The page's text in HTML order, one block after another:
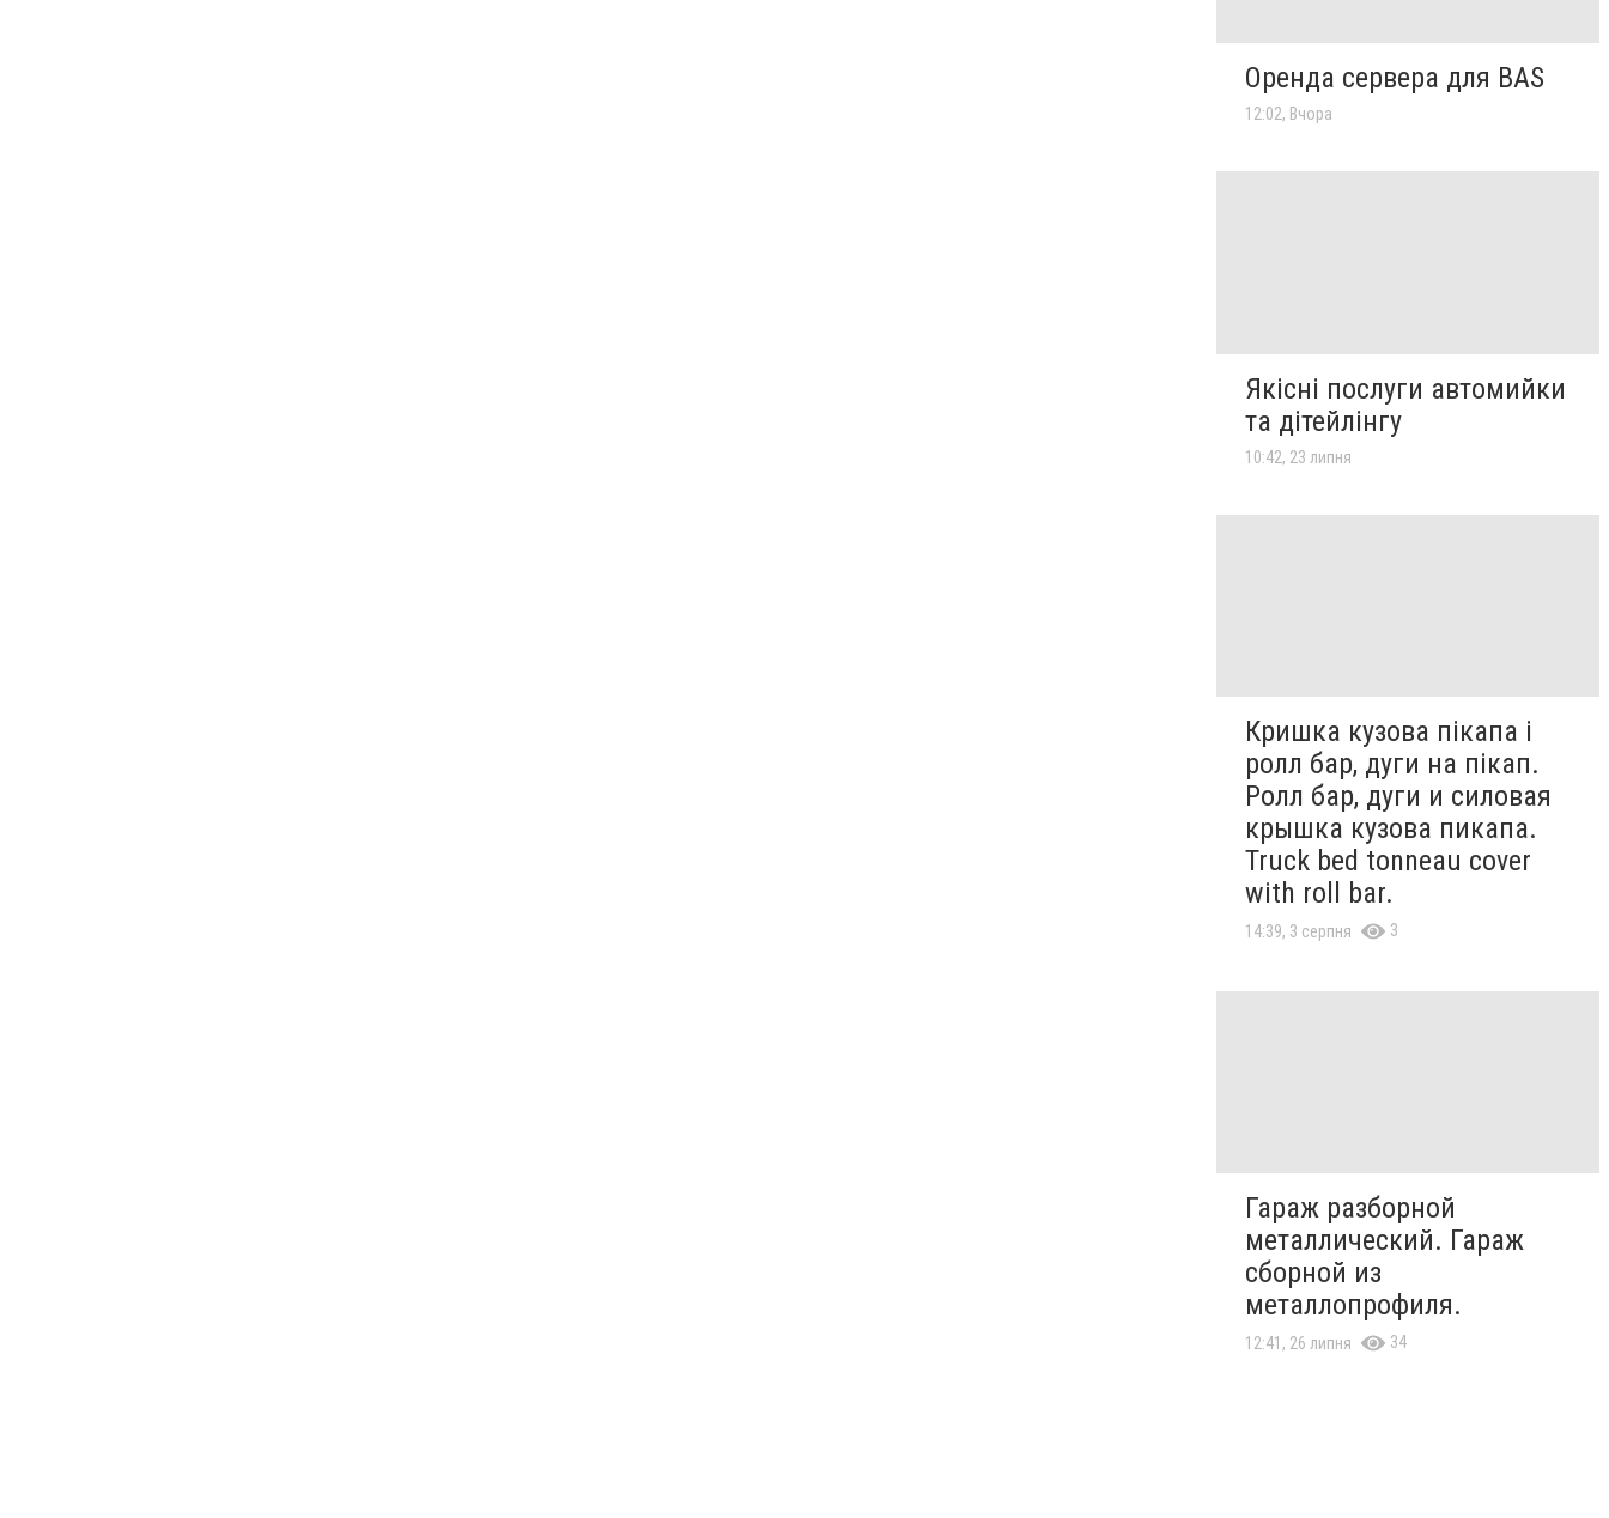
Оренда сервера для BAS
12:02, Вчора
Якісні послуги автомийки
та дітейлінгу
10:42, 23 липня
Кришка кузова пікапа і
ролл бар, дуги на пікап.
Ролл бар, дуги и силовая
крышка кузова пикапа.
Truck bed tonneau cover
with roll bar.
14:39, 3 серпня 3
Гараж разборной
металлический. Гараж
сборной из
металлопрофиля.
12:41, 26 липня 34